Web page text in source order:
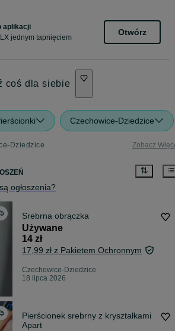
aplikacji
jednym tapnięciem
Otwórz
coś dla siebie
Czechowice-Dziedzice
Dziedzice Zobacz
ogłoszenia?
Srebrna obrączka
Używane
14 zł
17,99 zł z Pakietem Ochronnym
Czechowice-Dziedzice
18 lipca 2026
Pierścionek srebrny z kryształkami
Apart